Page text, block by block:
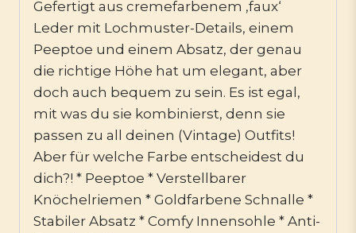
Gefertigt aus cremefarbenem ‚faux‘
Leder mit Lochmuster-Details, einem
Peeptoe und einem Absatz, der genau
die richtige Höhe hat um elegant, aber
doch auch bequem zu sein. Es ist egal,
mit was du sie kombinierst, denn sie
passen zu all deinen (Vintage) Outfits!
Aber für welche Farbe entscheidest du
dich?! * Peeptoe * Verstellbarer
Knöchelriemen * Goldfarbene Schnalle *
Stabiler Absatz * Comfy Innensohle * Anti-